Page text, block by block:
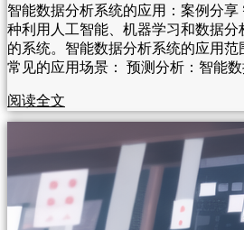
智能数据分析系统的应用：案例分
种利用人工智能、机器学习和数据
的系统。智能数据分析系统的应用
常见的应用场景： 预测分析：智能
阅读全文